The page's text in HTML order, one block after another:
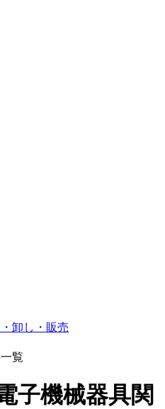
卸し・販売
覧
子機械器具関